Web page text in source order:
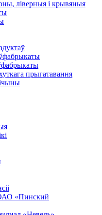
ліверныя і крывяныя
прыгатавання
«Пинский